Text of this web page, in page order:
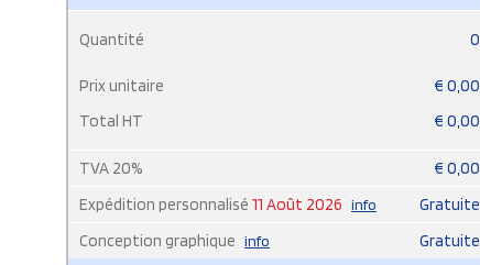
Quantité 0
Prix unitaire € 0,00
Total HT
€ 0,00
TVA 20% € 0,00
Expédition personnalisé 11 Août 2026 info
Gratuite
Conception graphique info Gratuite